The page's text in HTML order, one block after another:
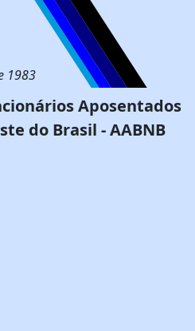
1983
Aposentados
do Brasil - AABNB